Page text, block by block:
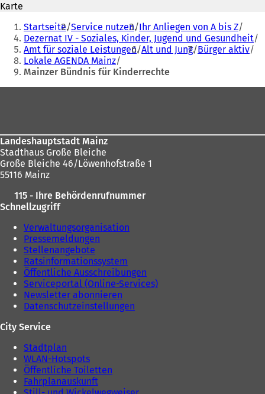
n
a
n
e
t
i
n
e
i
n
e
a
)
e
t
i
n
n
e
Karte
Sie
befinden
sich
hier:
Startseite Service nutzen Ihr Anliegen von A bis Z
Dezernat IV - Soziales, Kinder, Jugend und Gesundheit
Amt für soziale Leistungen Alt und Jung Bürger aktiv
Lokale AGENDA Mainz
Mainzer Bündnis für Kinderrechte
Landeshauptstadt Mainz
Stadthaus Große Bleiche
Große Bleiche 46/Löwenhofstraße 1
55116 Mainz
115 - Ihre Behördenrufnummer
Schnellzugriff
Verwaltungsorganisation
Pressemeldungen
Stellenangebote
Ratsinformationssystem
Öffentliche Ausschreibungen
Serviceportal (Online-Services)
Newsletter abonnieren
Datenschutzeinstellungen
City Service
Stadtplan
WLAN-Hotspots
Öffentliche Toiletten
Fahrplanauskunft